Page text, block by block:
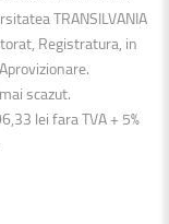
TRANSILVANIA
Registratura, in
scazut.
lei fara TVA + 5%